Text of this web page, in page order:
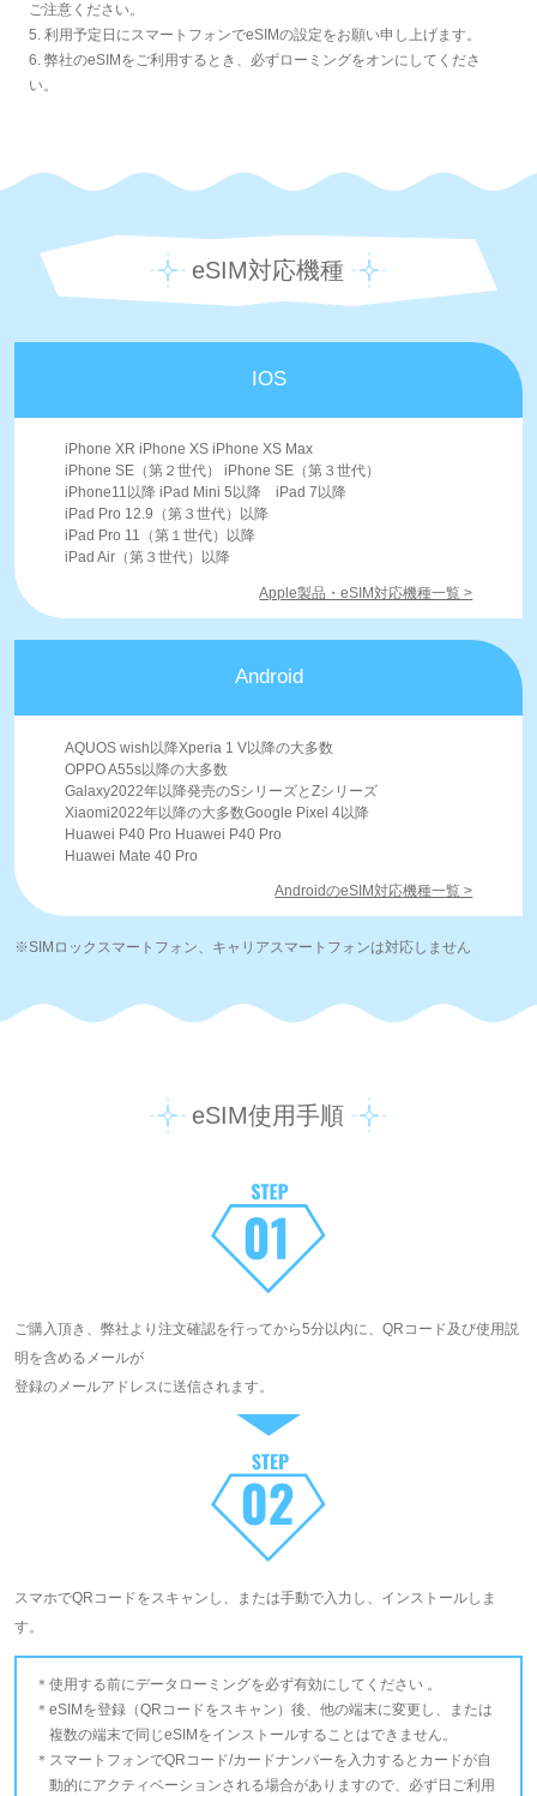
ご注意ください。
5. 利用予定日にスマートフォンでeSIMの設定をお願い申し上げます。
6. 弊社のeSIMをご利用するとき、必ずローミングをオンにしてくださ
い。
eSIM対応機種
IOS
iPhone XR iPhone XS iPhone XS Max
iPhone SE（第２世代） iPhone SE（第３世代）
iPhone11以降 iPad Mini 5以降 iPad 7以降
iPad Pro 12.9（第３世代）以降
iPad Pro 11（第１世代）以降
iPad Air（第３世代）以降
Apple製品・eSIM対応機種一覧 >
Android
AQUOS wish以降Xperia 1 V以降の大多数
OPPO A55s以降の大多数
Galaxy2022年以降発売のSシリーズとZシリーズ
Xiaomi2022年以降の大多数Google Pixel 4以降
Huawei P40 Pro Huawei P40 Pro
Huawei Mate 40 Pro
AndroidのeSIM対応機種一覧 >
※SIMロックスマートフォン、キャリアスマートフォンは対応しません
eSIM使用手順
ご購入頂き、弊社より注文確認を行ってから5分以内に、QRコード及び使用説
明を含めるメールが
登録のメールアドレスに送信されます。
スマホでQRコードをスキャンし、または手動で入力し、インストールしま
す。
使用する前にデータローミングを必ず有効にしてください 。
eSIMを登録（QRコードをスキャン）後、他の端末に変更し、または
複数の端末で同じeSIMをインストールすることはできません。
スマートフォンでQRコード/カードナンバーを入力するとカードが自
動的にアクティベーションされる場合がありますので、必ず日ご利用